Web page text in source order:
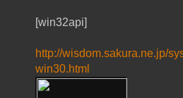
[win32api]
http://wisdom.sakura.ne.jp/
win30.html